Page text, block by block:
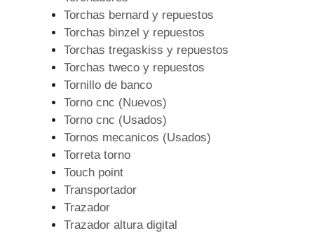
Torchas bernard y repuestos
Torchas binzel y repuestos
Torchas tregaskiss y repuestos
Torchas tweco y repuestos
Tornillo de banco
Torno cnc (Nuevos)
Torno cnc (Usados)
Tornos mecanicos (Usados)
Torreta torno
Touch point
Transportador
Trazador
Trazador altura digital